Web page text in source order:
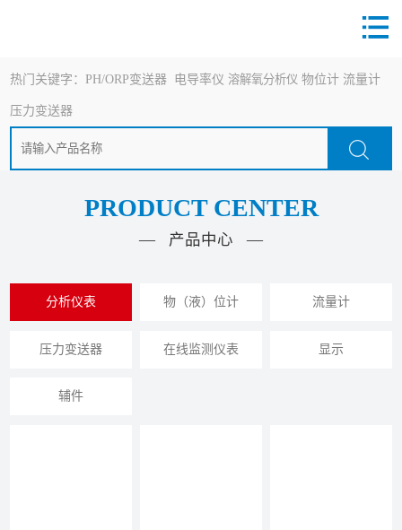
热门关键字：PH/ORP变送器 电导率仪 溶解氧分析仪 物位计 流量计
压力变送器
PRODUCT CENTER
— 产品中心 —
分析仪表 物（液）位计 流量计
压力变送器 在线监测仪表 显示
辅件